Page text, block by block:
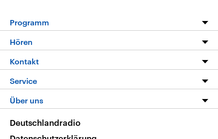
Programm
Programm
Die Nachrichten
Nachrichtenleicht
Neue Beiträge auf dlf.de
Hören
Livestream
Podcasts
Deutschlandfunk App
Nachrichten App
Frequenzen
Kontakt
Hörerservice
Service
FAQ
Veranstaltungen
Über uns
Deutschlandradio